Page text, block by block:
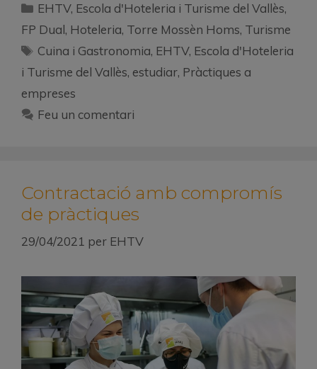
EHTV, Escola d'Hoteleria i Turisme del Vallès,
FP Dual, Hoteleria, Torre Mossèn Homs, Turisme
Cuina i Gastronomia, EHTV, Escola d'Hoteleria
i Turisme del Vallès, estudiar, Pràctiques a
empreses
Feu un comentari
Contractació amb compromís
de pràctiques
29/04/2021 per EHTV